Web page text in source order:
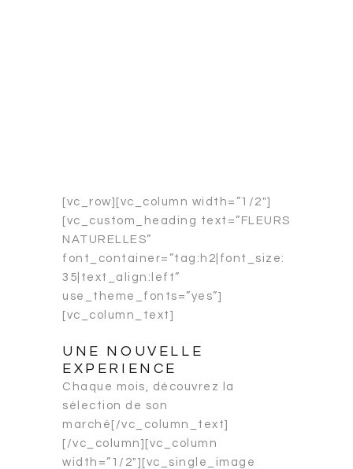
[vc_row][vc_column width=”1/2″]
[vc_custom_heading text=”FLEURS
NATURELLES”
font_container=”tag:h2|font_size:
35|text_align:left”
use_theme_fonts=”yes”]
[vc_column_text]
UNE NOUVELLE
EXPERIENCE
Chaque mois, découvrez la
sélection de son
marché[/vc_column_text]
[/vc_column][vc_column
width=”1/2″][vc_single_image